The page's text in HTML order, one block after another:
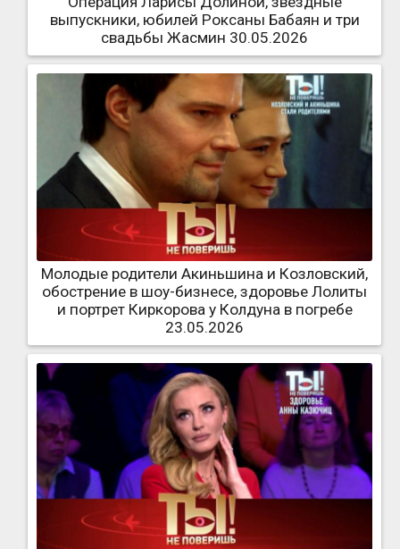
выпускники, юбилей Роксаны Бабаян и три
свадьбы Жасмин 30.05.2026
Молодые родители Акиньшина и Козловский,
обострение в шоу-бизнесе, здоровье Лолиты
и портрет Киркорова у Колдуна в погребе
23.05.2026